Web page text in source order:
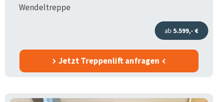
Wendeltreppe
ab 5.599,- €
Jetzt Treppenlift anfragen